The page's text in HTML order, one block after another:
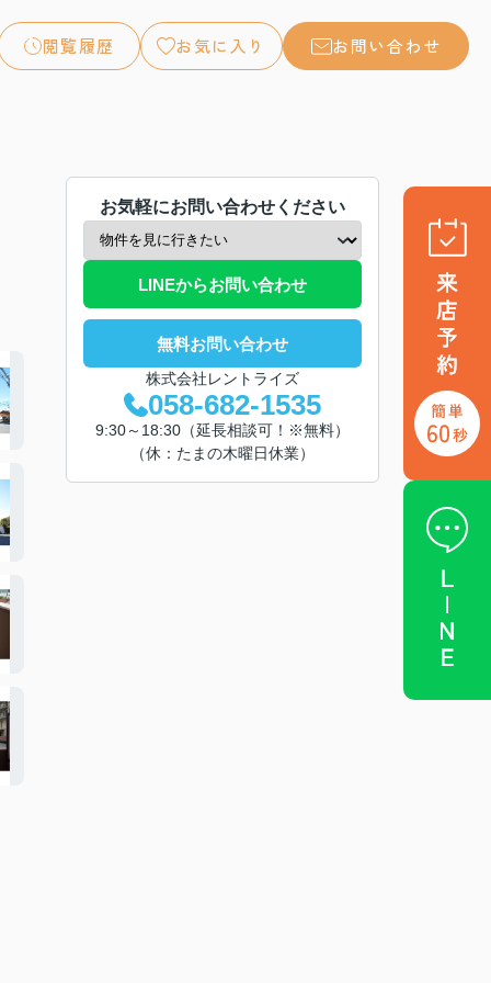
閲覧履歴 お気に入り お問い合わせ
お気軽にお問い合わせください
LINEからお問い合わせ
無料お問い合わせ
株式会社レントライズ
058-682-1535
9:30～18:30（延長相談可！※無料）
（休：たまの木曜日休業）